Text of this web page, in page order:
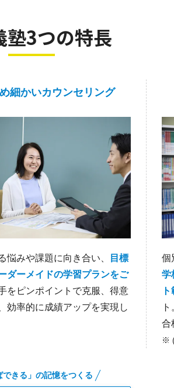
塾3つの特長
細かいカウンセリング
悩みや課題に向き合い、
目標
ダーメイドの学習プランをご
をピンポイントで克服、得意
効率的に成績アップを実現し
個
学
合
※
できる」の記憶をつくる